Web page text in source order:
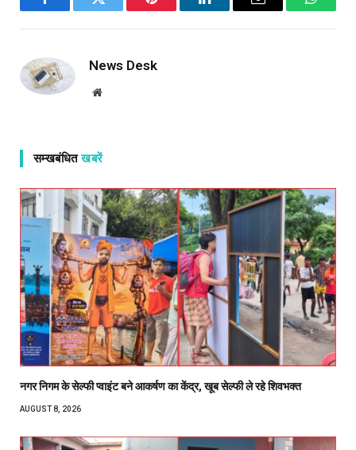
FacebookTwitter Pinterest LinkedInEmail
News Desk
Website
सम्खबंधितखबरें
नगर निगम के सेल्फी प्वाइंट बने आकर्षण का केंद्र, खूब सेल्फी ले रहे शिवभक्त
AUGUST 8, 2026